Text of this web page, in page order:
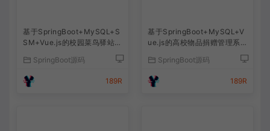
基于SpringBoot+MySQL+S
SM+Vue.js的校园菜鸟驿站管
SpringBoot源码
189R
基于SpringBoot+MySQL+V
ue.js的高校物品捐赠管理系
SpringBoot源码
189R